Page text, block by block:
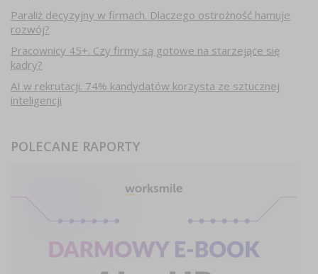
Paraliż decyzyjny w firmach. Dlaczego ostrożność hamuje
rozwój?
Pracownicy 45+. Czy firmy są gotowe na starzejące się
kadry?
AI w rekrutacji. 74% kandydatów korzysta ze sztucznej
inteligencji
POLECANE RAPORTY